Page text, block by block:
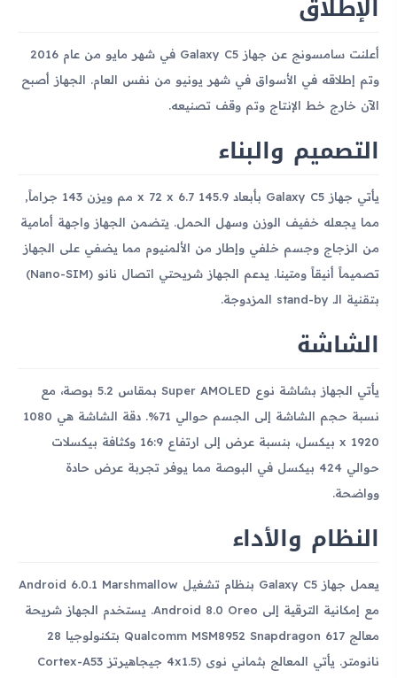
أعلنت سامسونج عن جهاز Galaxy C5 في شهر مايو من عام 2016
وتم إطلاقه في الأسواق في شهر يونيو من نفس العام. الجهاز أصبح
الآن خارج خط الإنتاج وتم وقف تصنيعه.
التصميم والبناء
يأتي جهاز Galaxy C5 بأبعاد 145.9 x 72 x 6.7 مم ويزن 143 جراماً,
مما يجعله خفيف الوزن وسهل الحمل. يتضمن الجهاز واجهة أمامية
من الزجاج وجسم خلفي وإطار من الألمنيوم مما يضفي على الجهاز
تصميماً أنيقاً ومتينا. يدعم الجهاز شريحتي اتصال نانو (Nano-SIM)
بتقنية الـ stand-by المزدوجة.
الشاشة
يأتي الجهاز بشاشة نوع Super AMOLED بمقاس 5.2 بوصة، مع
نسبة حجم الشاشة إلى الجسم حوالي 71%. دقة الشاشة هي 1080
x 1920 بيكسل، بنسبة عرض إلى ارتفاع 16:9 وكثافة بيكسلات
حوالي 424 بيكسل في البوصة مما يوفر تجربة عرض حادة
وواضحة.
النظام والأداء
يعمل جهاز Galaxy C5 بنظام تشغيل Android 6.0.1 Marshmallow
مع إمكانية الترقية إلى Android 8.0 Oreo. يستخدم الجهاز شريحة
معالج Qualcomm MSM8952 Snapdragon 617 بتكنولوجيا 28
نانومتر. يأتي المعالج بثماني نوى (4x1.5 جيجاهيرتز Cortex-A53